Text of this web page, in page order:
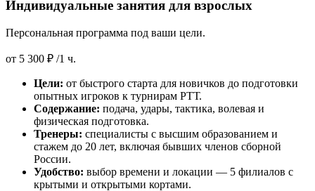
Индивидуальные занятия для взрослых
Персональная программа под ваши цели.
от 5 300 ₽ /1 ч.
Цели: от быстрого старта для новичков до подготовки
опытных игроков к турнирам РТТ.
Содержание: подача, удары, тактика, волевая и
физическая подготовка.
Тренеры: специалисты с высшим образованием и
стажем до 20 лет, включая бывших членов сборной
России.
Удобство: выбор времени и локации — 5 филиалов с
крытыми и открытыми кортами.